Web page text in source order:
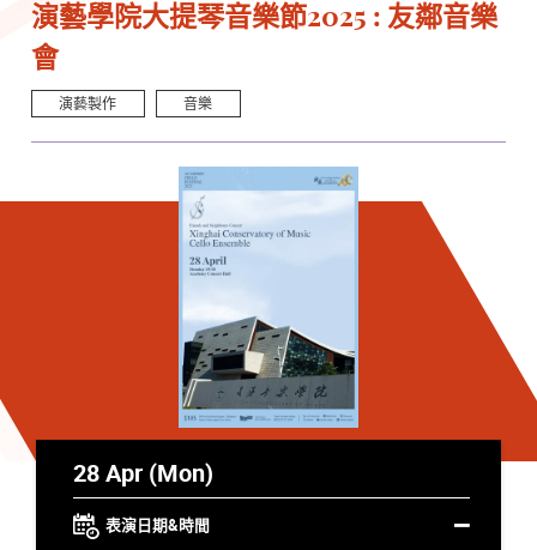
演藝學院大提琴音樂節2025 : 友鄰音樂
會
演藝製作 音樂
28 Apr (Mon)
表演日期&時間